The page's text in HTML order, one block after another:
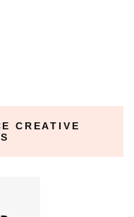
CREATIVE